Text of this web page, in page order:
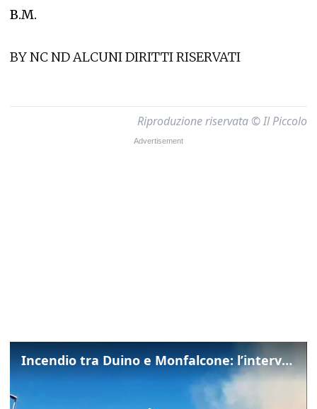
B.M.
BY NC ND ALCUNI DIRITTI RISERVATI
Riproduzione riservata © Il Piccolo
Incendio tra Duino e Monfalcone: l’intervento dei vigili del fuoco